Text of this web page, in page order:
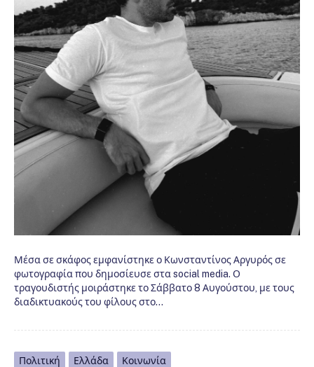
Μέσα σε σκάφος εμφανίστηκε ο Κωνσταντίνος Αργυρός σε
φωτογραφία που δημοσίευσε στα social media. Ο
τραγουδιστής μοιράστηκε το Σάββατο 8 Αυγούστου, με τους
διαδικτυακούς του φίλους στο…
Πολιτική Ελλάδα Κοινωνία